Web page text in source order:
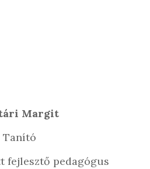
Margit
Tanító
fejlesztő pedagógus